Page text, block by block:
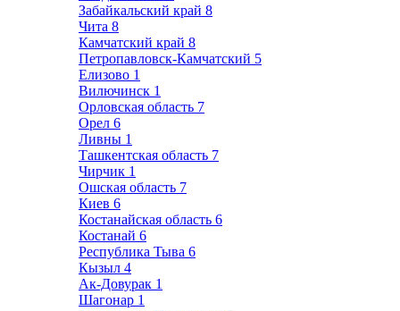
Забайкальский край 8
Чита 8
Камчатский край 8
Петропавловск-Камчатский 5
Елизово 1
Вилючинск 1
Орловская область 7
Орел 6
Ливны 1
Ташкентская область 7
Чирчик 1
Ошская область 7
Киев 6
Костанайская область 6
Костанай 6
Республика Тыва 6
Кызыл 4
Ак-Довурак 1
Шагонар 1